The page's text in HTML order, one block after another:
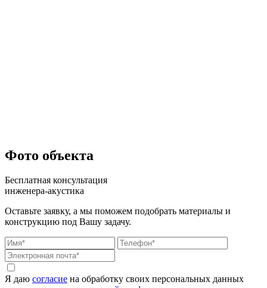
Фото объекта
Бесплатная консультация
инженера-акустика
Оставьте заявку, а мы поможем подобрать материалы и
конструкцию под Вашу задачу.
Я даю согласие на обработку своих персональных данных